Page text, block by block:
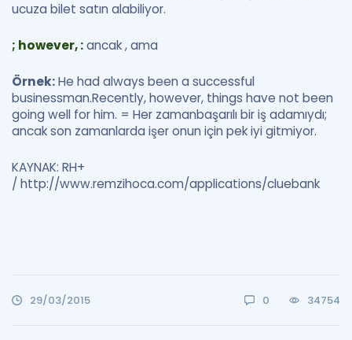
ucuza bilet satın alabiliyor.
; however, :ancak , ama
Örnek:He had always been a successful
businessman.Recently, however, things have not been
going well for him. = Her zamanbaşarılı bir iş adamıydı;
ancak son zamanlarda işer onun için pek iyi gitmiyor.
KAYNAK: RH+
/ http://www.remzihoca.com/applications/cluebank
29/03/2015 0 34754